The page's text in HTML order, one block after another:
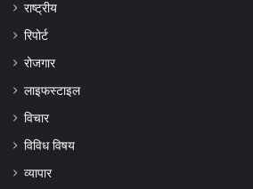
राष्ट्रीय
रिपोर्ट
रोजगार
लाइफस्टाइल
विचार
विविध विषय
व्यापार